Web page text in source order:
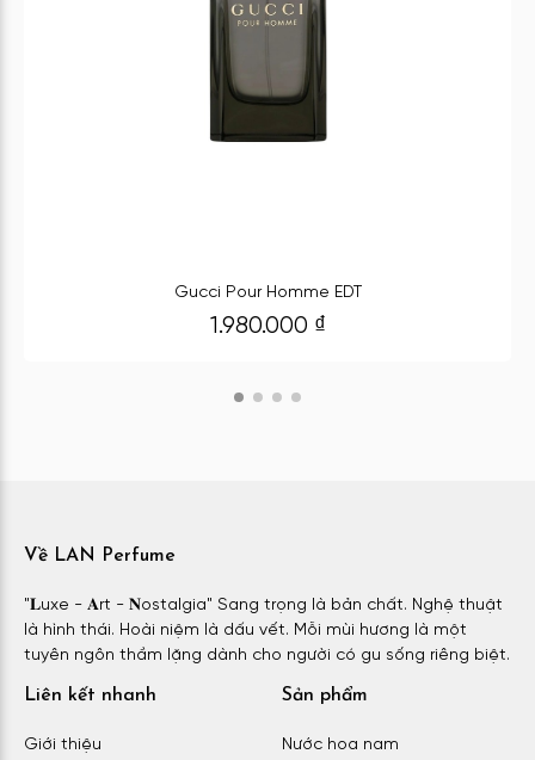
Gucci Pour Homme EDT
1.980.000 ₫
Về LAN Perfume
"𝐋uxe - 𝐀rt - 𝐍ostalgia" Sang trọng là bản chất. Nghệ thuật
là hình thái. Hoài niệm là dấu vết. Mỗi mùi hương là một
tuyên ngôn thầm lặng dành cho người có gu sống riêng biệt.
Liên kết nhanh
Giới thiệu
Sản phẩm
Nước hoa nam